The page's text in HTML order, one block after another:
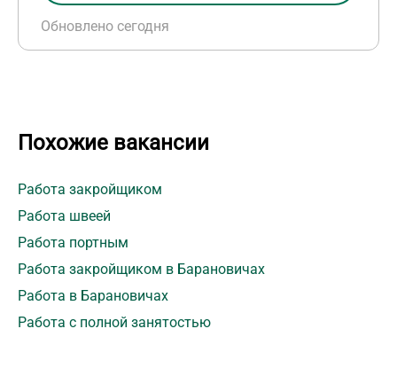
Обновлено сегодня
Похожие вакансии
Работа закройщиком
Работа швеей
Работа портным
Работа закройщиком в Барановичах
Работа в Барановичах
Работа с полной занятостью